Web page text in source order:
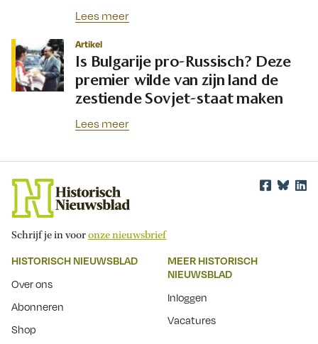
Lees meer
Artikel
Is Bulgarije pro-Russisch? Deze
premier wilde van zijn land de
zestiende Sovjet-staat maken
Lees meer
Schrijf je in vooronze nieuwsbrief
HISTORISCH NIEUWSBLAD
Over ons
Abonneren
Shop
MEER HISTORISCH
NIEUWSBLAD
Inloggen
Vacatures